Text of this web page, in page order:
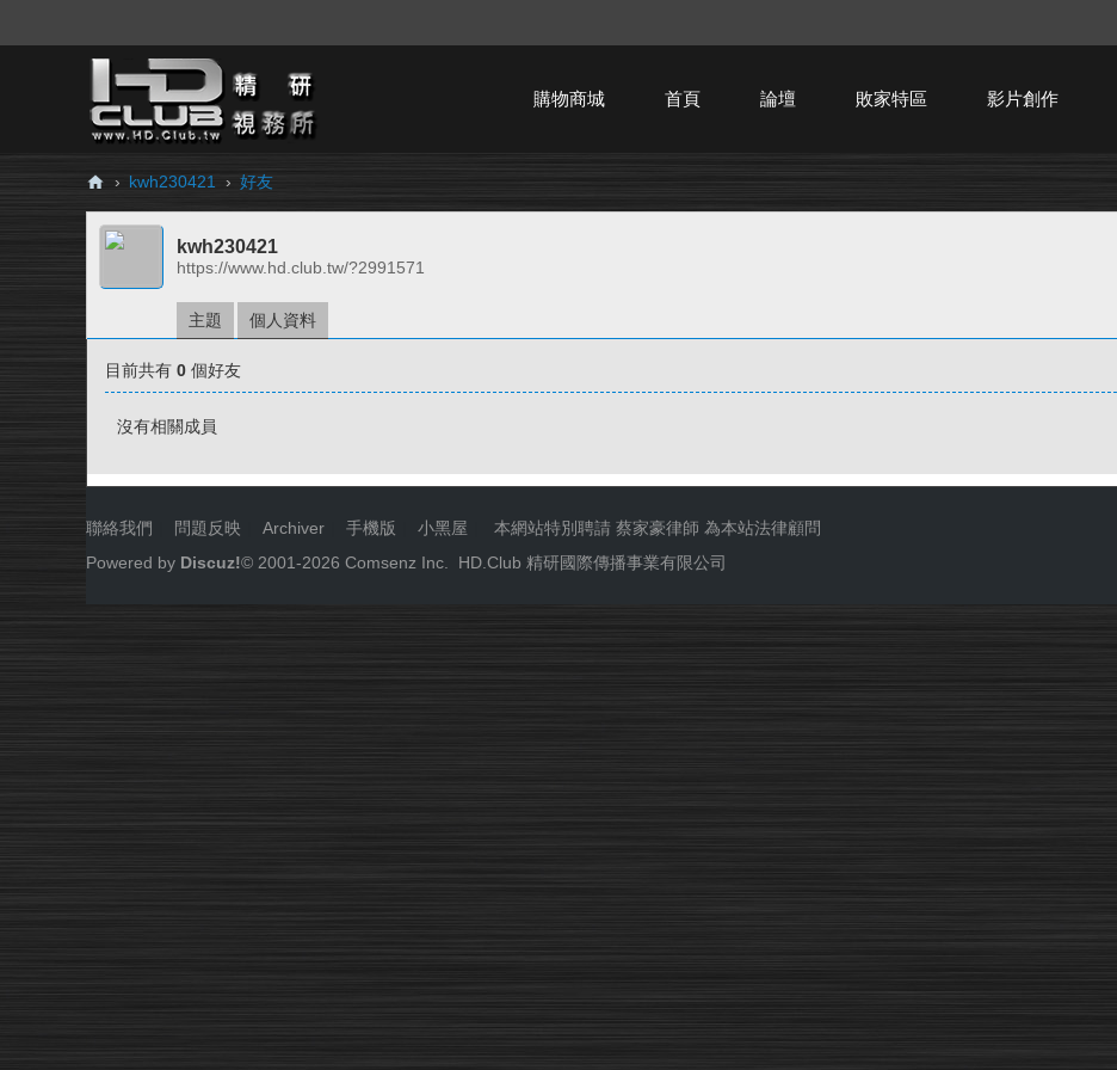
購物商城 首頁 論壇 敗家特區 影片創作
H
Cl
所
› kwh230421 › 好友
kwh230421
https://www.hd.club.tw/?2991571
主題 個人資料
目前共有 0 個好友
沒有相關成員
聯絡我們 問題反映 Archiver 手機版 小黑屋 本網站特別聘請 蔡家豪律師 為本站法律顧問
Powered by Discuz!© 2001-2026 Comsenz Inc. HD.Club 精研國際傳播事業有限公司